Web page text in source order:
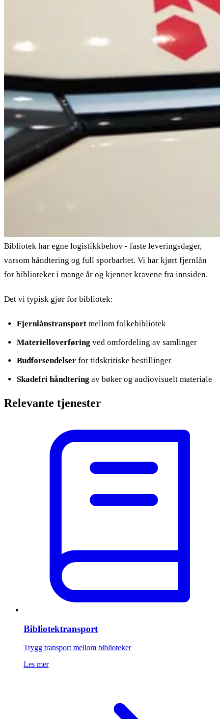
Bibliotek har egne logistikkbehov - faste leveringsdager,
varsom håndtering og full sporbarhet. Vi har kjørt fjernlån
for biblioteker i mange år og kjenner kravene fra innsiden.
Det vi typisk gjør for bibliotek:
Fjernlånstransportmellom folkebibliotek
Materielloverføring ved omfordeling av samlinger
Budforsendelserfor tidskritiske bestillinger
Skadefri håndtering av bøker og audiovisuelt materiale
Relevante tjenester
Bibliotektransport
Trygg transport mellom biblioteker
Les mer